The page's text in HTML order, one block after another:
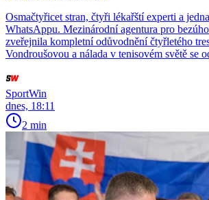
Osmačtyřicet stran, čtyři lékařští experti a
WhatsAppu. Mezinárodní agentura pro
zveřejnila kompletní odůvodnění čtyřletého
Vondroušovou a nálada v tenisovém světě se
SportWin
dnes, 18:11
2 min